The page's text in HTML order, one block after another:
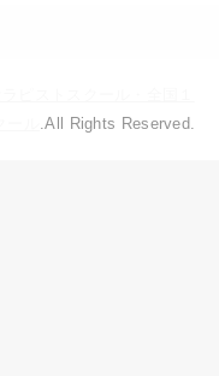
.All Rights Reserved.